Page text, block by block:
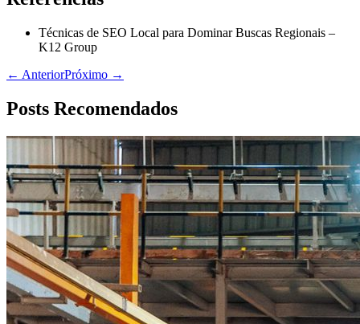
Técnicas de SEO Local para Dominar Buscas Regionais –
K12 Group
← AnteriorPróximo →
Posts Recomendados